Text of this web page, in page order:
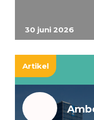
30 juni 2026
Artikel